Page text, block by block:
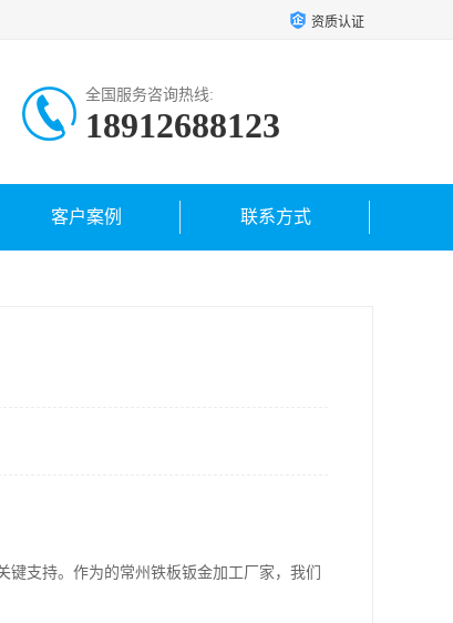
资质认证
全国服务咨询热线:
18912688123
客户案例 联系方式
支持。作为的常州铁板钣金加工厂家，我们